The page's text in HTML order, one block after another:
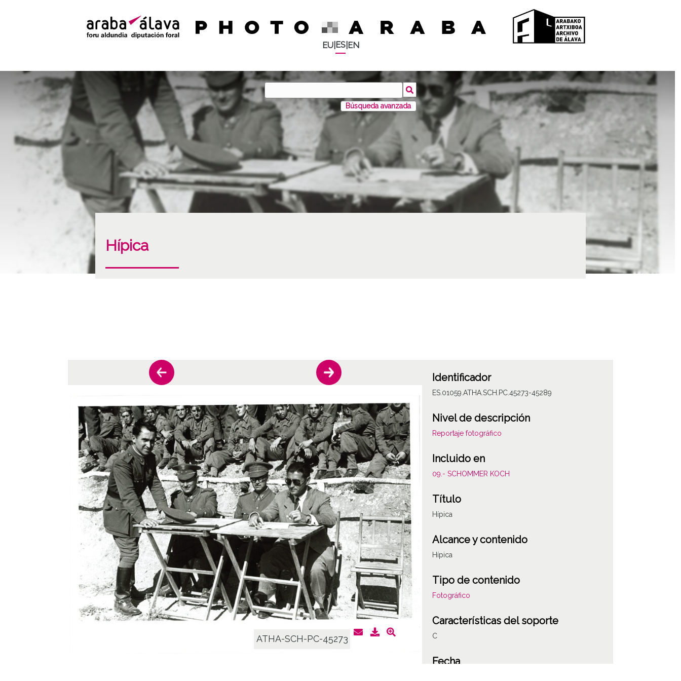
EU| ES| EN
Búsqueda avanzada
Hípica
ATHA-SCH-PC-45273
Identificador
ES.01059.ATHA.SCH.PC.45273-45289
Nivel de descripción
Reportaje fotográfico
Incluido en
09.- SCHOMMER KOCH
Título
Hípica
Alcance y contenido
Hípica
Tipo de contenido
Fotográfico
Características del soporte
C
Fecha